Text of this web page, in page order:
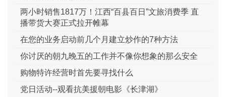
两小时销售1817万！江西“百县百日”文旅消费季 直
播带货大赛正式拉开帷幕
在您的业务启动前几个月建立炒作的7种方法
你讨厌的朝九晚五的工作并不像你想象的那么安全
购物特许经营时首先要寻找什么
党日活动--观看抗美援朝电影《长津湖》